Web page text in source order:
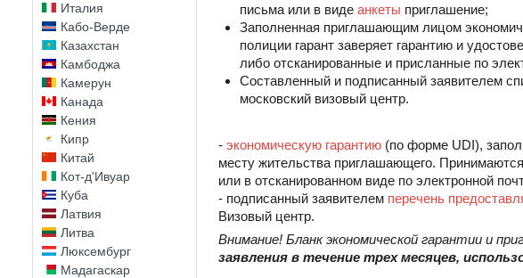
Италия
Кабо-Верде
Казахстан
Камбоджа
Камерун
Канада
Кения
Кипр
Китай
Кот-д'Ивуар
Куба
Латвия
Литва
Люксембург
Мадагаскар
письма или в виде анкеты приглашение;
Заполненная приглашающим лицом
полиции гарант заверяет гарантию и
либо отсканированные и присланные по
Составленный и подписанный заявителем
московский визовый центр.
- экономическую гарантию (по форме UDI),
месту жительства приглашающего.
или в отсканированном виде по электронной
- подписанный заявителем перечень
Визовый центр.
Внимание! Бланк экономической гарантии и
заявления в течение трех месяцев,